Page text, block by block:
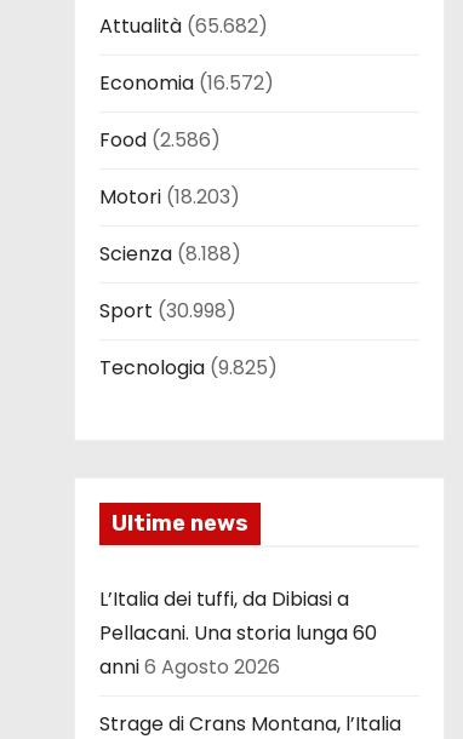
Attualità (65.682)
Economia (16.572)
Food (2.586)
Motori (18.203)
Scienza (8.188)
Sport (30.998)
Tecnologia (9.825)
Ultime news
L’Italia dei tuffi, da Dibiasi a
Pellacani. Una storia lunga 60
anni6 Agosto 2026
Strage di Crans Montana, l’Italia